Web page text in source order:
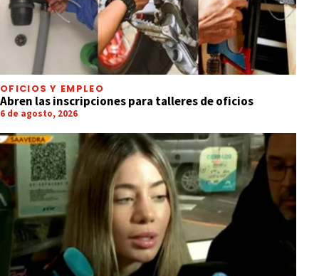
OFICIOS Y EMPLEO
Abren las inscripciones para talleres de oficios
6 de agosto, 2026